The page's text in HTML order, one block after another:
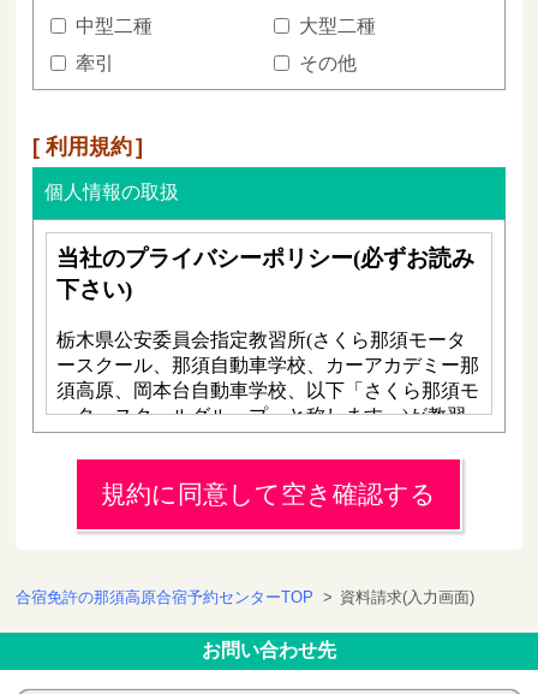
中型二種
大型二種
牽引
その他
利用規約
個人情報の取扱
規約に同意して空き確認する
合宿免許の那須高原合宿予約センターTOP > 資料請求(入力画面)
お問い合わせ先